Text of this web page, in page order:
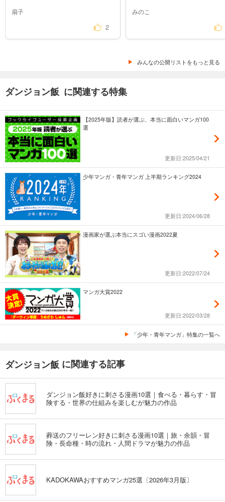
扇子
2
みのこ
みんなの公開リストをもっと見る
ダンジョン飯 に関連する特集
【2025年版】読者が選ぶ、本当に面白いマンガ100
選
更新日:2025/04/21
少年マンガ・青年マンガ 上半期ランキング2024
更新日:2024/06/28
漫画家が選ぶ本当にスゴい漫画2022夏
更新日:2022/07/24
マンガ大賞2022
更新日:2022/03/28
「少年・青年マンガ」特集の一覧へ
ダンジョン飯 に関連する記事
ダンジョン飯好きに刺さる漫画10選｜食べる・暮らす・冒
険する・世界の仕組みを楽しむが魅力の作品
葬送のフリーレン好きに刺さる漫画10選｜旅・余韻・冒
険・長命種・時の流れ・人間ドラマが魅力の作品
KADOKAWAおすすめマンガ25選〔2026年3月版〕